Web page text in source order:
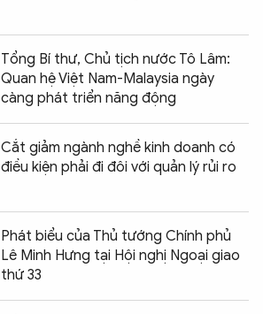
Tổng Bí thư, Chủ tịch nước Tô Lâm:
Quan hệ Việt Nam-Malaysia ngày
càng phát triển năng động
Cắt giảm ngành nghề kinh doanh có
điều kiện phải đi đôi với quản lý rủi ro
Phát biểu của Thủ tướng Chính phủ
Lê Minh Hưng tại Hội nghị Ngoại giao
thứ 33